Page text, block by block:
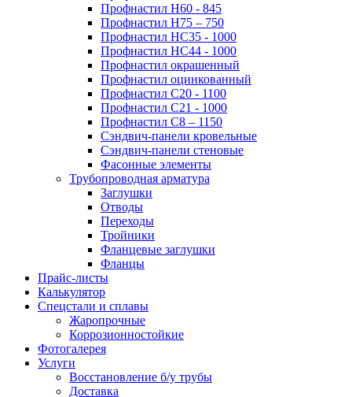
Профнастил Н60 - 845
Профнастил Н75 – 750
Профнастил НС35 - 1000
Профнастил НС44 - 1000
Профнастил окрашенный
Профнастил оцинкованный
Профнастил С20 - 1100
Профнастил С21 - 1000
Профнастил С8 – 1150
Сэндвич-панели кровельные
Сэндвич-панели стеновые
Фасонные элементы
Трубопроводная арматура
Заглушки
Отводы
Переходы
Тройники
Фланцевые заглушки
Фланцы
Прайс-листы
Калькулятор
Спецстали и сплавы
Жаропрочные
Коррозионностойкие
Фотогалерея
Услуги
Восстановление б/у трубы
Доставка